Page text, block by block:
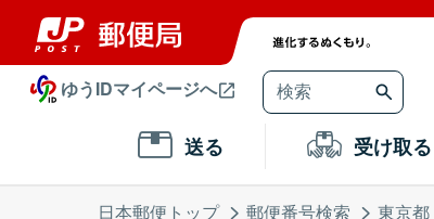
ゆうIDマイページへ
送る 受け取る
日本郵便トップ 郵便番号検索 東京都